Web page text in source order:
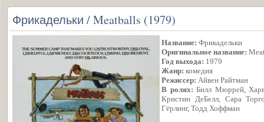
Фрикадельки / Meatballs (1979)
Название: Фрикадельки
Оригинальное название:
Год выхода: 1979
Жанр: комедия
Режиссер: Айвен Райтман
В ролях: Билл Мюррей,
Кристин ДеБелл, Сара
Гёрлинг, Тодд Хоффман